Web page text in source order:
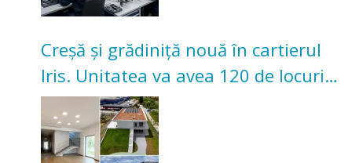
Creșă și grădiniță nouă în cartierul
Iris. Unitatea va avea 120 de locuri
pentru copii